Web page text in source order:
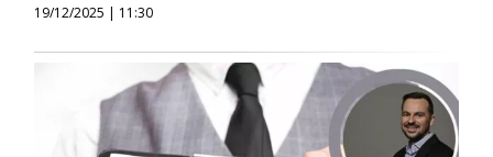
19/12/2025 | 11:30